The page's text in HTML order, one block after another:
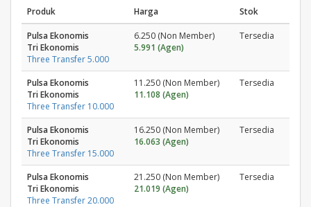
Produk Harga Stok
Pulsa Ekonomis
Tri Ekonomis
Three Transfer 5.000
6.250 (Non Member)
5.991 (Agen)
Tersedia
Pulsa Ekonomis
Tri Ekonomis
Three Transfer 10.000
11.250 (Non Member)
11.108 (Agen)
Tersedia
Pulsa Ekonomis
Tri Ekonomis
Three Transfer 15.000
16.250 (Non Member)
16.063 (Agen)
Tersedia
Pulsa Ekonomis
Tri Ekonomis
Three Transfer 20.000
21.250 (Non Member)
21.019 (Agen)
Tersedia